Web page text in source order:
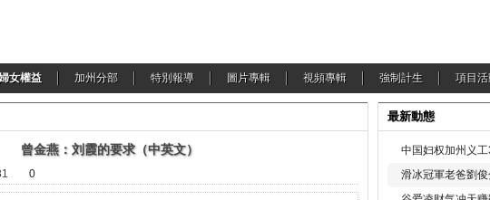
女權益 加州分部 特別報導 圖片專輯 視頻專輯 強制計生 項目活
曾金燕：刘霞的要求（中英文）
0
最新動態
中国妇权加州义
滑冰冠軍老爸劉